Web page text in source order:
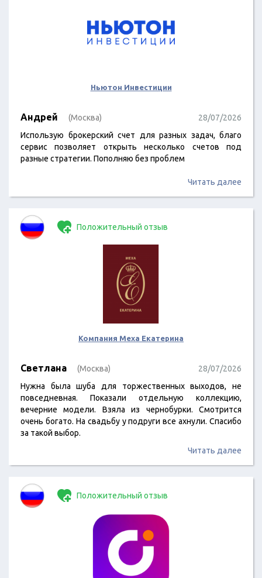
Ньютон Инвестиции
Андрей (Москва)
28/07/2026
Использую брокерский счет для разных задач, благо
сервис позволяет открыть несколько счетов под
разные стратегии. Пополняю без проблем
Читать далее
Положительный отзыв
Компания Меха Екатерина
Светлана (Москва)
28/07/2026
Нужна была шуба для торжественных выходов, не
повседневная. Показали отдельную коллекцию,
вечерние модели. Взяла из чернобурки. Смотрится
очень богато. На свадьбу у подруги все ахнули. Спасибо
за такой выбор.
Читать далее
Положительный отзыв